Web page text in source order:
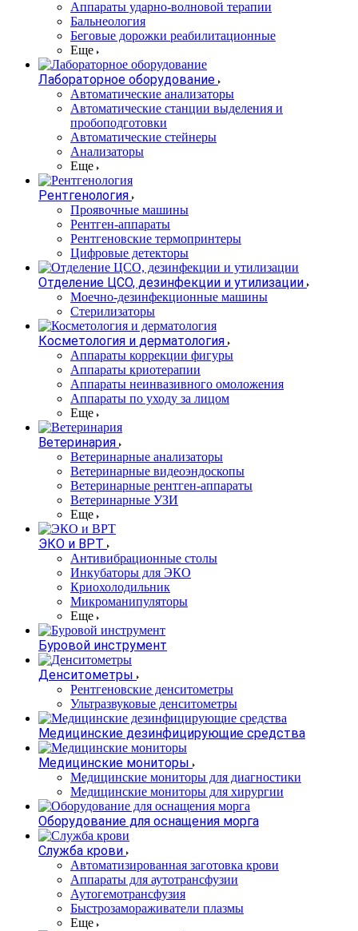
Аппараты ударно-волновой терапии
Бальнеология
Беговые дорожки реабилитационные
Еще
Лабораторное оборудование
Автоматические анализаторы
Автоматические станции выделения и
пробоподготовки
Автоматические стейнеры
Анализаторы
Еще
Рентгенология
Проявочные машины
Рентген-аппараты
Рентгеновские термопринтеры
Цифровые детекторы
Отделение ЦСО, дезинфекции и утилизации
Моечно-дезинфекционные машины
Стерилизаторы
Косметология и дерматология
Аппараты коррекции фигуры
Аппараты криотерапии
Аппараты неинвазивного омоложения
Аппараты по уходу за лицом
Еще
Ветеринария
Ветеринарные анализаторы
Ветеринарные видеоэндоскопы
Ветеринарные рентген-аппараты
Ветеринарные УЗИ
Еще
ЭКО и ВРТ
Антивибрационные столы
Инкубаторы для ЭКО
Криохолодильник
Микроманипуляторы
Еще
Буровой инструмент
Денситометры
Рентгеновские денситометры
Ультразвуковые денситометры
Медицинские дезинфицирующие средства
Медицинские мониторы
Медицинские мониторы для диагностики
Медицинские мониторы для хирургии
Оборудование для оснащения морга
Служба крови
Автоматизированная заготовка крови
Аппараты для аутотрансфузии
Аутогемотрансфузия
Быстрозамораживатели плазмы
Еще